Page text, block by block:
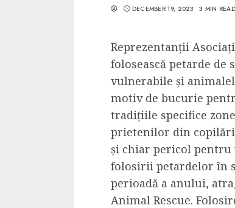
DECEMBER 19, 2023 3 MIN READ
Reprezentanții
folosească petarde
vulnerabile și
motiv de bucurie
tradițiile specifice
prietenilor din
și chiar pericol pentru
folosirii petardelor în
perioadă a anului,
Animal Rescue.
5 min read
SpotOn Cluj
Ce poti
Clujului
weekend
“Orasul
ALEXANDRU S.